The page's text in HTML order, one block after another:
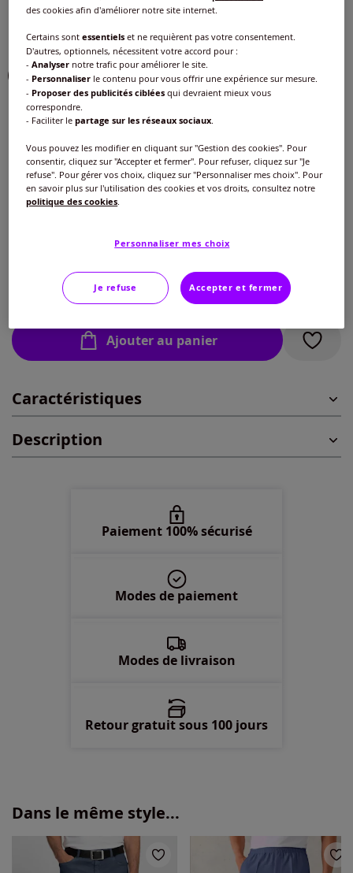
Couleur :bleu délavé
Choisir une couleur :
Modèle :
Tailles standard :
Tailles moyennes :
Tailles standard :
Taille :
En stock
46 -En stock
48 -En stock
Ajouter au panier
Caractéristiques
Description
Paiement 100% sécurisé
Modes de paiement
Modes de livraison
Retour gratuit sous 100 jours
Dans le même style...
des cookies afin d'améliorer notre site internet.
Certains sontessentiels et ne requièrent pas votre consentement.
D'autres, optionnels, nécessitent votre accord pour :
-Analyser notre trafic pour améliorer le site.
- Personnaliser le contenu pour vous offrir une expérience sur mesure.
- Proposer des publicités ciblées qui devraient mieux vous
correspondre.
- Faciliter lepartage sur les réseaux sociaux.
Vous pouvez les modifier en cliquant sur "Gestion des cookies". Pour
consentir, cliquez sur "Accepter et fermer". Pour refuser, cliquez sur "Je
refuse". Pour gérer vos choix, cliquez sur "Personnaliser mes choix". Pour
en savoir plus sur l'utilisation des cookies et vos droits, consultez notre
politique des cookies.
Personnaliser mes choix
Je refuse Accepter et fermer